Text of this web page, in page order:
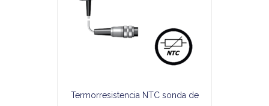
Termorresistencia NTC sonda de